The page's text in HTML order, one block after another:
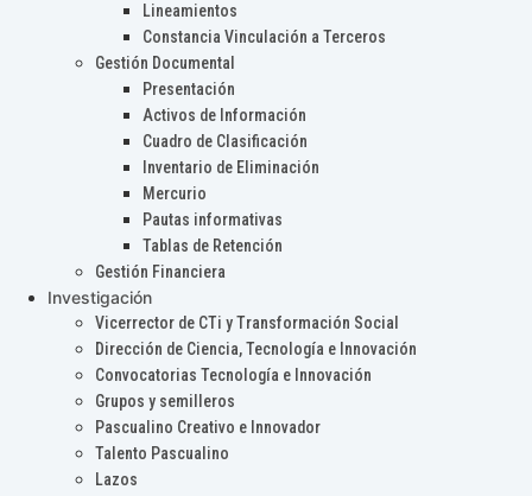
Lineamientos
Constancia Vinculación a Terceros
Gestión Documental
Presentación
Activos de Información
Cuadro de Clasificación
Inventario de Eliminación
Mercurio
Pautas informativas
Tablas de Retención
Gestión Financiera
Investigación
Vicerrector de CTi y Transformación Social
Dirección de Ciencia, Tecnología e Innovación
Convocatorias Tecnología e Innovación
Grupos y semilleros
Pascualino Creativo e Innovador
Talento Pascualino
Lazos